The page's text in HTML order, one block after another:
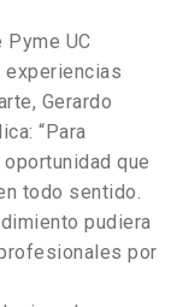
Pyme UC
experiencias
Gerardo
“Para
que
todo sentido.
pudiera
por